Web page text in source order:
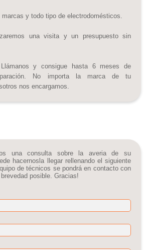
marcas y todo tipo de electrodomésticos.
una visita y un presupuesto sin
y consigue hasta 6 meses de
No importa la marca de tu
nos encargamos.
una consulta sobre la averia de su
hacernosla llegar rellenando el siguiente
de técnicos se pondrá en contacto con
posible. Gracias!